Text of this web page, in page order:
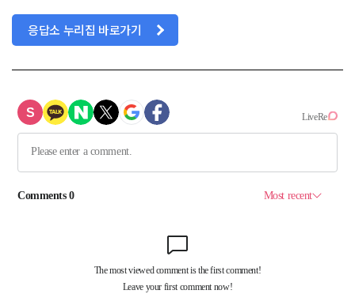
응답소 누리집 바로가기